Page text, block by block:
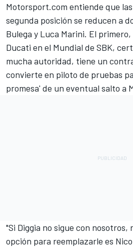
Motorsport.com entiende que
segunda posición se reducen a
Bulega y Luca Marini. El
Ducati en el Mundial de SBK,
mucha autoridad, tiene un
convierte en piloto de pruebas
promesa' de un eventual salto a
"Si Diggia no sigue con
opción para reemplazarle es